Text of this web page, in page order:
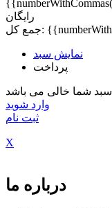
رایگان
جمع کل:
نمایش سبد
پرداخت
سبد شما خالی می باشد
وارد شوید
ثبت نام
X
درباره ما